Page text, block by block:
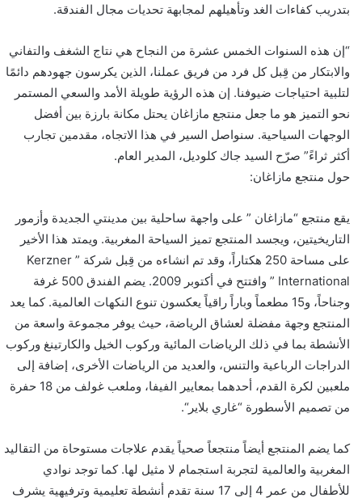
بتدريب كفاءات الغد وتأهيلهم لمجابهة تحديات مجال الفندقة.
“إن هذه السنوات الخمس عشرة من النجاح هي نتاج الشغف والتفاني
والابتكار من قِبل كل فرد من فريق عملنا، الذين يكرسون جهودهم دائمًا
لتلبية احتياجات ضيوفنا. إن هذه الرؤية طويلة الأمد والسعي المستمر
نحو التميز هو ما جعل منتجع مازاغان يحتل مكانة بارزة بين أفضل
الوجهات السياحية. سنواصل السير في هذا الاتجاه، مقدمين تجارب
أكثر ثراءً” صرّح السيد جاككلوديل، المدير العام.
حول منتجع مازاغان:
يقع منتجع “مازاغان ” على واجهة ساحلية بين مدينتي الجديدة وأزمور
التاريخيتين، ويجسد المنتجع تميز السياحة المغربية. ويمتد هذا الأخير
على مساحة 250 هكتاراً، وقد تم انشاءه من قِبل شركة
” Kerzner
International ”
وافتتح في أكتوبر 2009. يضم الفندق 500 غرفة
وجناحاً، و15 مطعماً وباراً راقياً يعكسون تنوع النكهات العالمية. كما يعد
المنتجع وجهة مفضلة لعشاق الرياضة، حيث يوفر مجموعة واسعة من
الأنشطة بما في ذلك الرياضات المائية وركوب الخيل والكارتينغ وركوب
الدراجات الرباعية والتنس، والعديد من الرياضات الأخرى، إضافة إلى
ملعبين لكرة القدم، أحدهما بمعايير الفيفا، وملعب غولف من 18 حفرة
من تصميم الأسطورة “غاري بلاير“.
كما يضم المنتجع أيضاً منتجعاً صحياً يقدم علاجات مستوحاة من التقاليد
المغربية والعالمية لتجربة استجمام لا مثيل لها. كما توجد نوادي
للأطفال من عمر 4 إلى 17 سنة تقدم أنشطة تعليمية وترفيهية يشرف